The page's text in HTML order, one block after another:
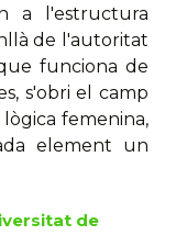
a l'estructura
de l'autoritat
funciona de
s'obri el camp
femenina,
element un
de